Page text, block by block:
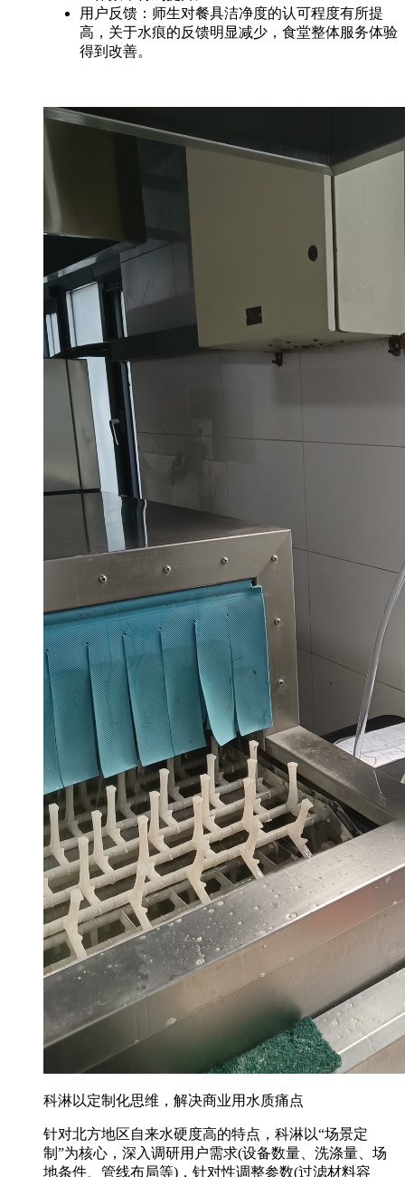
用户反馈：师生对餐具洁净度的认可程度有所提
高，关于水痕的反馈明显减少，食堂整体服务体验
得到改善。
科淋以定制化思维，解决商业用水质痛点
针对北方地区自来水硬度高的特点，科淋以“场景定
制”为核心，深入调研用户需求(设备数量、洗涤量、场
地条件、管线布局等)，针对性调整参数(过滤材料容